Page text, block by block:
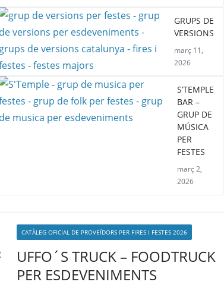
GRUPS DE
VERSIONS
març 11,
2026
S’TEMPLE
BAR –
GRUP DE
MÚSICA
PER
FESTES
març 2,
2026
CATÀLEG OFICIAL DE PROVEÏDORS PER FIRES I FESTES 2026
UFFO´S TRUCK – FOODTRUCK
PER ESDEVENIMENTS